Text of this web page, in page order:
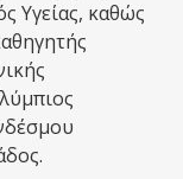
Υγείας, καθώς